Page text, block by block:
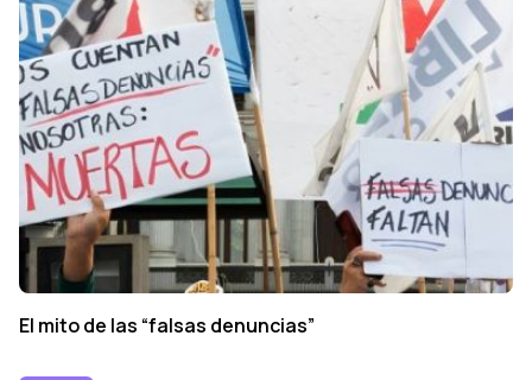
El mito de las “falsas denuncias”